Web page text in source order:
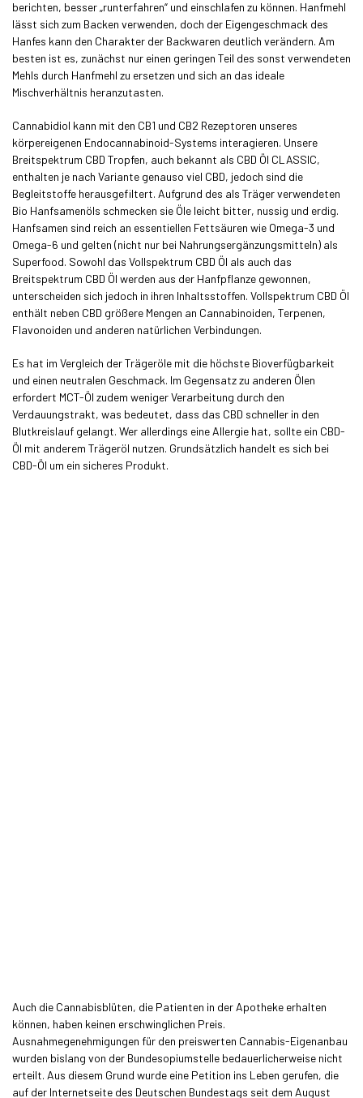
berichten, besser „runterfahren“ und einschlafen zu können. Hanfmehl
lässt sich zum Backen verwenden, doch der Eigengeschmack des
Hanfes kann den Charakter der Backwaren deutlich verändern. Am
besten ist es, zunächst nur einen geringen Teil des sonst verwendeten
Mehls durch Hanfmehl zu ersetzen und sich an das ideale
Mischverhältnis heranzutasten.
Cannabidiol kann mit den CB1 und CB2 Rezeptoren unseres
körpereigenen Endocannabinoid-Systems interagieren. Unsere
Breitspektrum CBD Tropfen, auch bekannt als CBD Öl CLASSIC,
enthalten je nach Variante genauso viel CBD, jedoch sind die
Begleitstoffe herausgefiltert. Aufgrund des als Träger verwendeten
Bio Hanfsamenöls schmecken sie Öle leicht bitter, nussig und erdig.
Hanfsamen sind reich an essentiellen Fettsäuren wie Omega-3 und
Omega-6 und gelten (nicht nur bei Nahrungsergänzungsmitteln) als
Superfood. Sowohl das Vollspektrum CBD Öl als auch das
Breitspektrum CBD Öl werden aus der Hanfpflanze gewonnen,
unterscheiden sich jedoch in ihren Inhaltsstoffen. Vollspektrum CBD Öl
enthält neben CBD größere Mengen an Cannabinoiden, Terpenen,
Flavonoiden und anderen natürlichen Verbindungen.
Es hat im Vergleich der Trägeröle mit die höchste Bioverfügbarkeit
und einen neutralen Geschmack. Im Gegensatz zu anderen Ölen
erfordert MCT-Öl zudem weniger Verarbeitung durch den
Verdauungstrakt, was bedeutet, dass das CBD schneller in den
Blutkreislauf gelangt. Wer allerdings eine Allergie hat, sollte ein CBD-
Öl mit anderem Trägeröl nutzen. Grundsätzlich handelt es sich bei
CBD-Öl um ein sicheres Produkt.
Auch die Cannabisblüten, die Patienten in der Apotheke erhalten
können, haben keinen erschwinglichen Preis.
Ausnahmegenehmigungen für den preiswerten Cannabis-Eigenanbau
wurden bislang von der Bundesopiumstelle bedauerlicherweise nicht
erteilt. Aus diesem Grund wurde eine Petition ins Leben gerufen, die
auf der Internetseite des Deutschen Bundestags seit dem August